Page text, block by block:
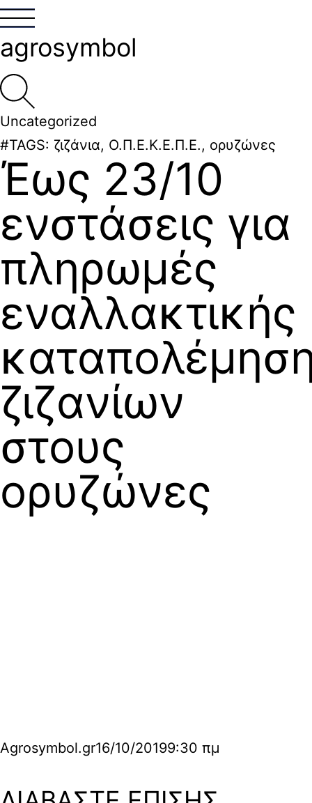
agrosymbol
Uncategorized
#TAGS: ζιζάνια, Ο.Π.Ε.Κ.Ε.Π.Ε., ορυζώνες
Έως 23/10
ενστάσεις για
πληρωμές
εναλλακτικής
ζιζανίων
στους
ορυζώνες
Agrosymbol.gr16/10/20199:30 πμ